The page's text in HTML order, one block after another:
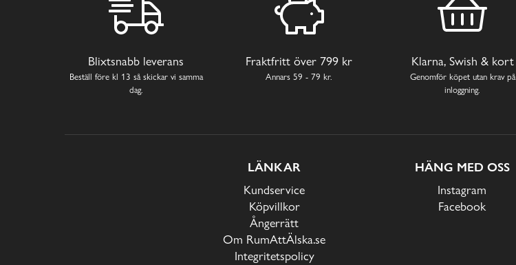
Blixtsnabb leverans
Beställ före kl 13 så skickar vi samma
dag.
Fraktfritt över 799 kr
Annars 59 - 79 kr.
Klarna, Swish & kort
Genomför köpet utan krav på
inloggning.
LÄNKAR
Kundservice
Köpvillkor
Ångerrätt
Om RumAttÄlska.se
Integritetspolicy
HÄNG MED OSS
Instagram
Facebook